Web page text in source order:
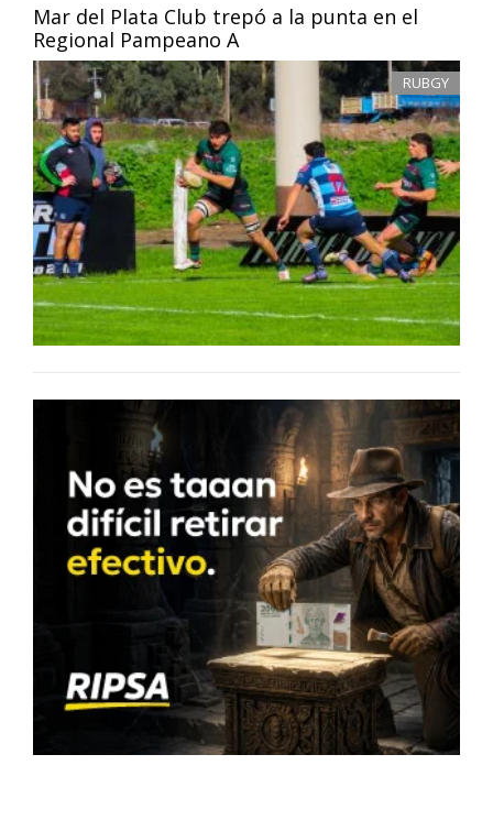
Mar del Plata Club trepó a la punta en el
Regional Pampeano A
RUBGY